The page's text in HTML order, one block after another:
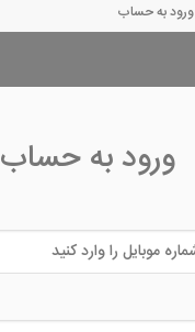
ورود به حساب
ورود به حساب